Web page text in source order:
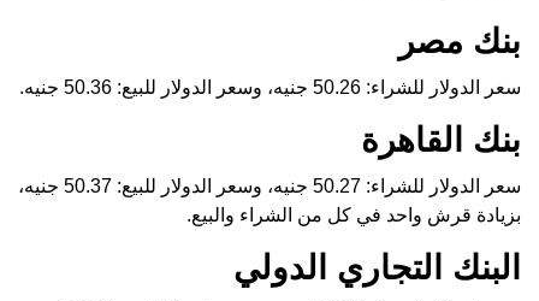
بنك مصر
سعر الدولار للشراء: 50.26 جنيه، وسعر الدولار للبيع: 50.36 جنيه.
بنك القاهرة
سعر الدولار للشراء: 50.27 جنيه، وسعر الدولار للبيع: 50.37 جنيه،
بزيادة قرش واحد في كل من الشراء والبيع.
البنك التجاري الدولي